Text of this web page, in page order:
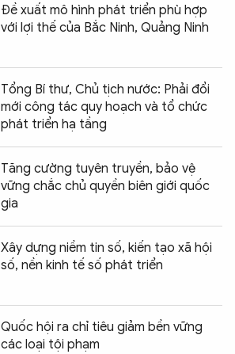
Đề xuất mô hình phát triển phù hợp
với lợi thế của Bắc Ninh, Quảng Ninh
Tổng Bí thư, Chủ tịch nước: Phải đổi
mới công tác quy hoạch và tổ chức
phát triển hạ tầng
Tăng cường tuyên truyền, bảo vệ
vững chắc chủ quyền biên giới quốc
gia
Xây dựng niềm tin số, kiến tạo xã hội
số, nền kinh tế số phát triển
Quốc hội ra chỉ tiêu giảm bền vững
các loại tội phạm